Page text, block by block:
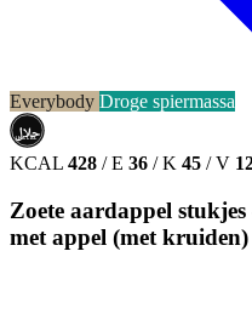
Everybody Droge spiermassa
حلال
HALAL
KCAL 428 / E 36 / K 45 / V
Zoete aardappel
met appel (met kruiden)